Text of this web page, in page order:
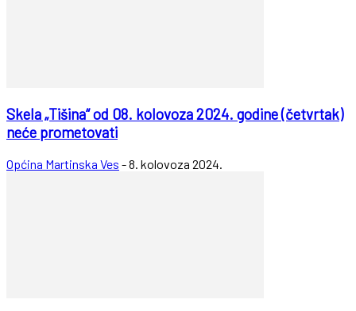
Skela „Tišina“ od 08. kolovoza 2024. godine (četvrtak)
neće prometovati
Općina Martinska Ves -8. kolovoza 2024.